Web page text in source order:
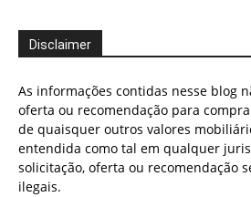
Disclaimer
As informações contidas nesse blog
oferta ou recomendação para
de quaisquer outros valores
entendida como tal em qualquer
solicitação, oferta ou recomendação
ilegais.